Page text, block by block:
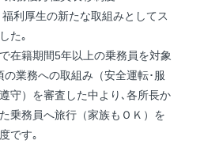
利厚生の新たな取組みとしてス
た｡
在籍期間5年以上の乗務員を対象
の業務への取組み（安全運転･服
守）を審査した中より､各所長か
乗務員へ旅行（家族もＯＫ）を
です｡